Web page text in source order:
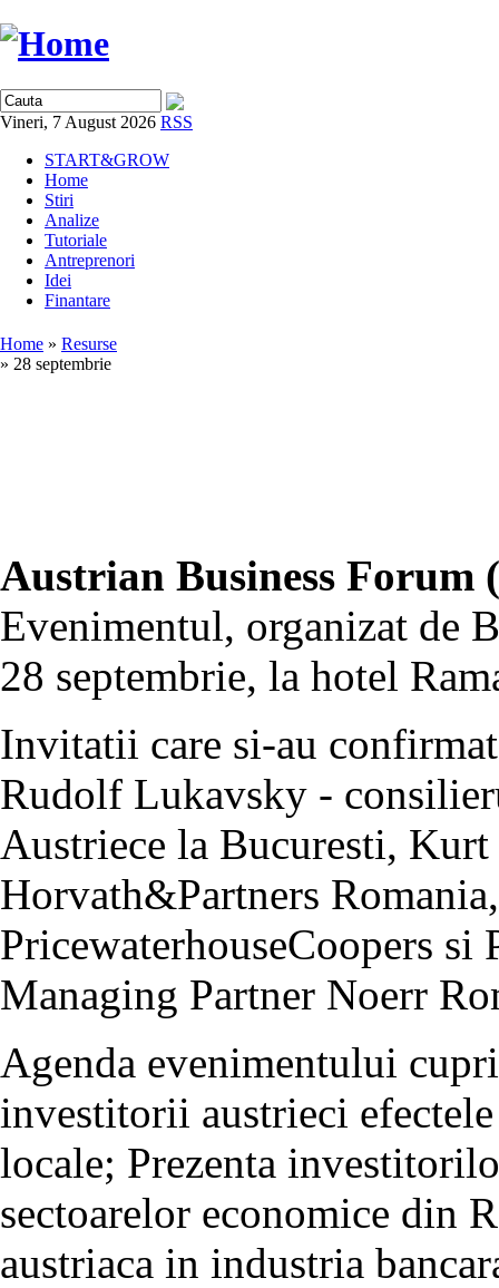
Vineri, 7 August 2026 RSS
START&GROW
Home
Stiri
Analize
Tutoriale
Antreprenori
Idei
Finantare
Home » Resurse
» 28 septembrie
Austrian Business Forum
Evenimentul, organizat de
28 septembrie, la hotel
Invitatii care si-au
Rudolf Lukavsky -
Austriece la Bucuresti,
Horvath&Partners
PricewaterhouseCoopers
Managing Partner Noerr
Agenda evenimentului
investitorii austrieci
locale; Prezenta
sectoarelor economice din
austriaca in industria